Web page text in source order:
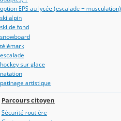
option EPS au lycée (escalade + musculation)
ski alpin
ski de fond
snowboard
télémark
escalade
hockey sur glace
natation
patinage artistique
Parcours citoyen
Sécurité routière